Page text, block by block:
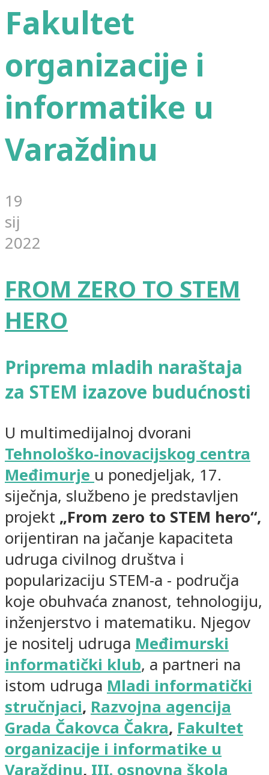
Fakultet
organizacije i
informatike u
Varaždinu
19
sij
2022
FROM ZERO TO STEM
HERO
Priprema mladih naraštaja
za STEM izazove budućnosti
U multimedijalnoj dvorani
Tehnološko-inovacijskog centra
Međimurje u ponedjeljak, 17.
siječnja, službeno je predstavljen
projekt „From zero to STEM hero“,
orijentiran na jačanje kapaciteta
udruga civilnog društva i
popularizaciju STEM-a - područja
koje obuhvaća znanost, tehnologiju,
inženjerstvo i matematiku. Njegov
je nositelj udruga Međimurski
informatički klub, a partneri na
istom udruga Mladi informatički
stručnjaci, Razvojna agencija
Grada Čakovca Čakra, Fakultet
organizacije i informatike u
Varaždinu, III. osnovna škola